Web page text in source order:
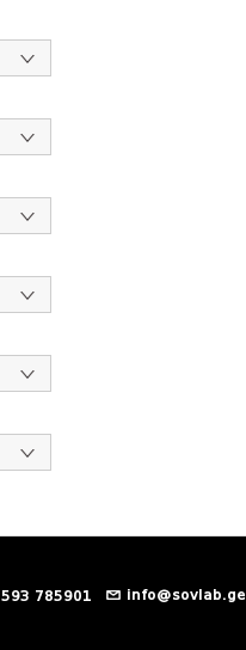
593 785901 info@sovlab.ge